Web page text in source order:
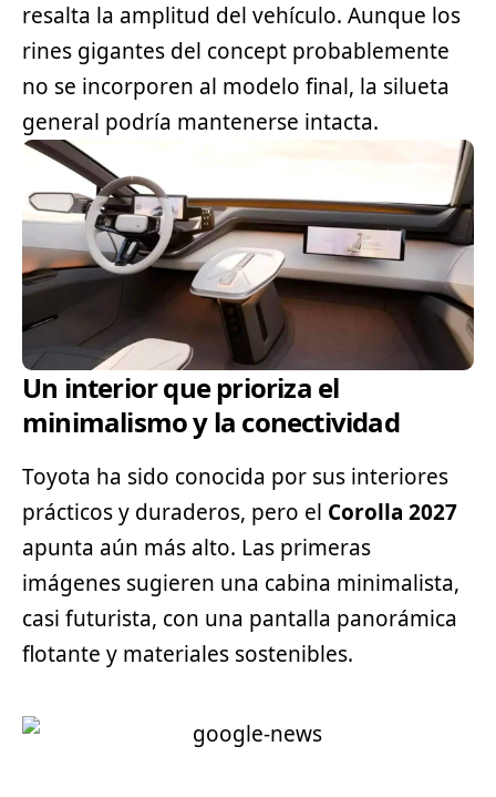
resalta la amplitud del vehículo. Aunque los
rines gigantes del concept probablemente
no se incorporen al modelo final, la silueta
general podría mantenerse intacta.
Un interior que prioriza el
minimalismo y la conectividad
Toyota ha sido conocida por sus interiores
prácticos y duraderos, pero el Corolla 2027
apunta aún más alto. Las primeras
imágenes sugieren una cabina minimalista,
casi futurista, con una pantalla panorámica
flotante y materiales sostenibles.